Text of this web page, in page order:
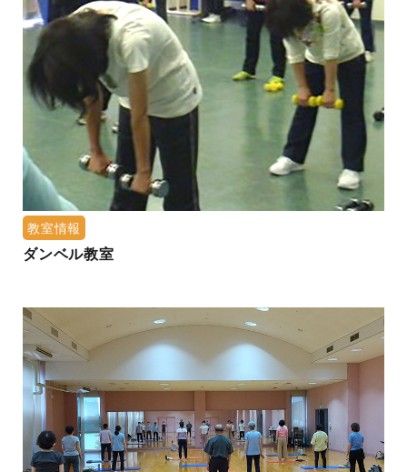
教室情報
ダンベル教室